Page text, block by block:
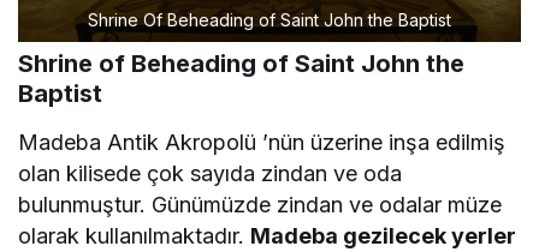
Shrine Of Beheading of Saint John the Baptist
Shrine of Beheading of Saint John the
Baptist
Madeba Antik Akropolü ’nün üzerine inşa edilmiş
olan kilisede çok sayıda zindan ve oda
bulunmuştur. Günümüzde zindan ve odalar müze
olarak kullanılmaktadır. Madeba gezilecek yerler